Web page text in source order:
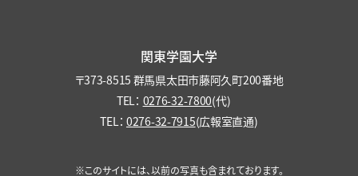
関東学園大学
〒373-8515 群馬県太田市藤阿久町200番地
TEL： 0276-32-7800(代)
TEL： 0276-32-7915(広報室直通)
※このサイトには、以前の写真も含まれております。